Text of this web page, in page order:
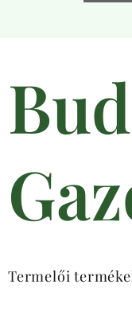
Termelői